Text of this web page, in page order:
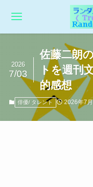
佐藤二朗
トを週刊
的感想
2026
7/03
俳優/ タレント 2026年7